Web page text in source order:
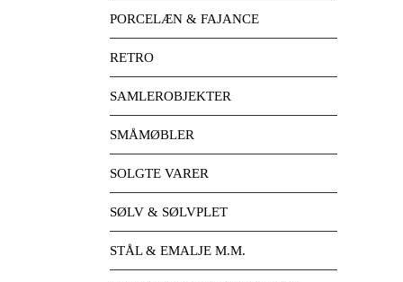
PORCELÆN & FAJANCE
RETRO
SAMLEROBJEKTER
SMÅMØBLER
SOLGTE VARER
SØLV & SØLVPLET
STÅL & EMALJE M.M.